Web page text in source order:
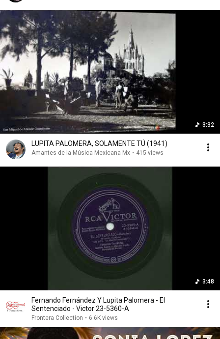
3:32
LUPITA PALOMERA, SOLAMENTE TÚ (1941)
Amantes de la Música Mexicana Mx • 415 views
3:48
Fernando Fernández Y Lupita Palomera - El
Sentenciado - Victor 23-5360-A
Frontera Collection • 6.6K views